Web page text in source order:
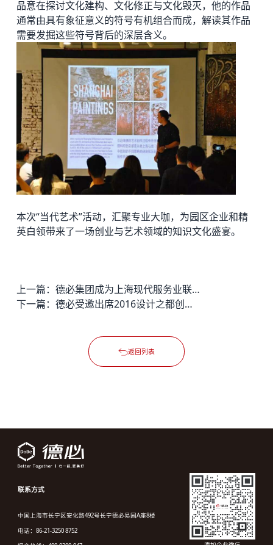
品意在探讨文化建构、文化修正与文化毁灭，他的作品
通常由具有象征意义的符号有机组合而成，解读其作品
需要发掘这些符号背后的深层含义。
本次“当代艺术”活动，汇聚专业大咖，为园区企业和精
英白领带来了一场创业与艺术领域的知识文化盛宴。
上一篇：
德必集团成为上海现代服务业联合会会员
下一篇：
德必受邀出席2016设计之都创新趋势峰会
返回列表
联系方式
中国上海市长宁区安化路492号长宁德必易园A座8楼
电话：86-21-3250 8752